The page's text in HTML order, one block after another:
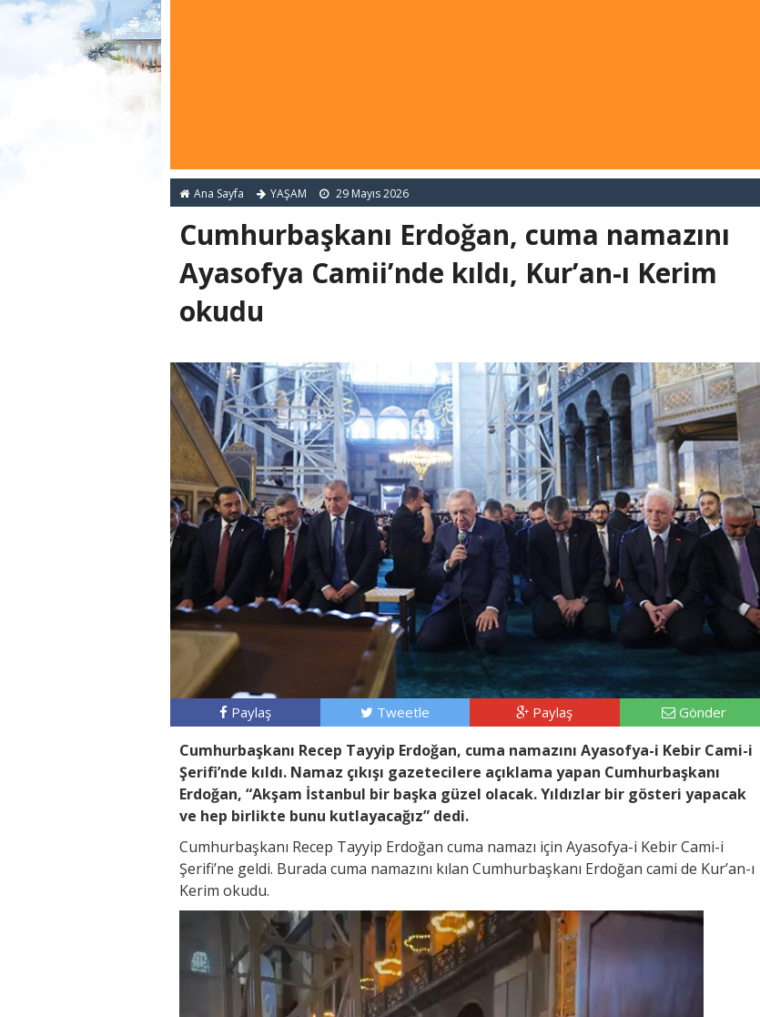
Ana Sayfa YAŞAM 29 Mayıs 2026
Cumhurbaşkanı Erdoğan, cuma namazını
Ayasofya Camii’nde kıldı, Kur’an-ı Kerim
okudu
Paylaş Tweetle Paylaş Gönder
Cumhurbaşkanı Recep Tayyip Erdoğan, cuma namazını Ayasofya-i Kebir Cami-i
Şerifi’nde kıldı. Namaz çıkışı gazetecilere açıklama yapan Cumhurbaşkanı
Erdoğan, “Akşam İstanbul bir başka güzel olacak. Yıldızlar bir gösteri yapacak
ve hep birlikte bunu kutlayacağız” dedi.
Cumhurbaşkanı Recep Tayyip Erdoğan cuma namazı için Ayasofya-i Kebir Cami-i
Şerifi’ne geldi. Burada cuma namazını kılan Cumhurbaşkanı Erdoğan cami de Kur’an-ı
Kerim okudu.